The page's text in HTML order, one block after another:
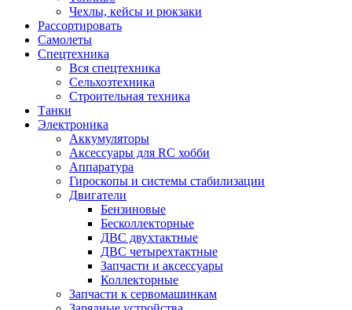
Чехлы, кейсы и рюкзаки
Рассортировать
Самолеты
Спецтехника
Вся спецтехника
Сельхозтехника
Строительная техника
Танки
Электроника
Аккумуляторы
Аксессуары для RC хобби
Аппаратура
Гироскопы и системы стабилизации
Двигатели
Бензиновые
Бесколлекторные
ДВС двухтактные
ДВС четырехтактные
Запчасти и аксессуары
Коллекторные
Запчасти к сервомашинкам